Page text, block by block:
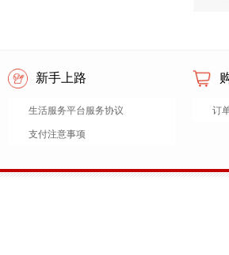
新手上路
生活服务平台服务协议
支付注意事项
订